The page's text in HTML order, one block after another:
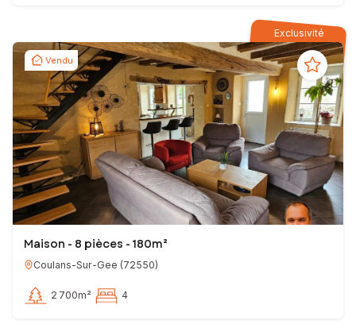
Exclusivité
Vendu
Maison - 8 pièces - 180m²
Coulans-Sur-Gee (72550)
2 700m² 4